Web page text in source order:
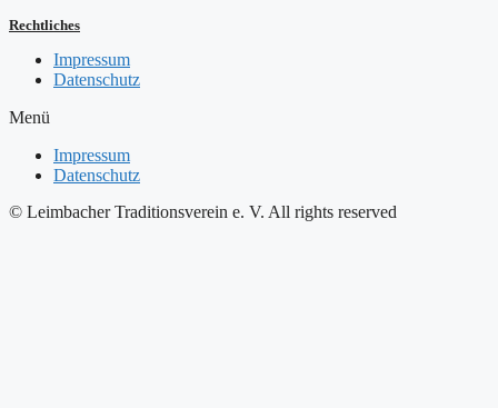
Rechtliches
Impressum
Datenschutz
Menü
Impressum
Datenschutz
© Leimbacher Traditionsverein e. V. All rights reserved